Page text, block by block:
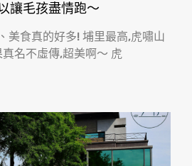
讓毛孩盡情跑〜
美食真的好多! 埔里最高,虎嘯山
名不虛傳,超美啊〜 虎